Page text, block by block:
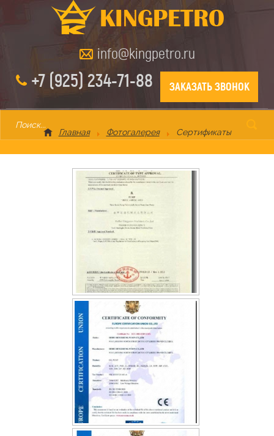
info@kingpetro.ru
+7 (925) 234-71-88 ЗАКАЗАТЬ ЗВОНОК
Главная Фотогалерея Сертификаты